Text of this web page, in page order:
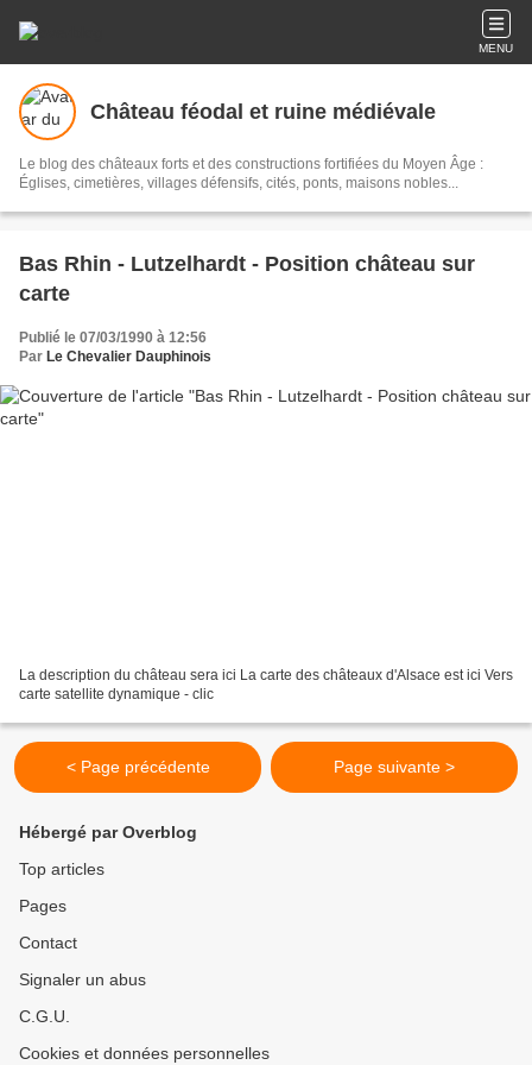
MENU
Château féodal et ruine médiévale
Le blog des châteaux forts et des constructions fortifiées du Moyen Âge :
Églises, cimetières, villages défensifs, cités, ponts, maisons nobles...
Bas Rhin - Lutzelhardt - Position château sur
carte
Publié le 07/03/1990 à 12:56
Par Le Chevalier Dauphinois
La description du château sera ici La carte des châteaux d'Alsace est ici Vers
carte satellite dynamique - clic
< Page précédente Page suivante >
Hébergé par Overblog
Top articles
Pages
Contact
Signaler un abus
C.G.U.
Cookies et données personnelles